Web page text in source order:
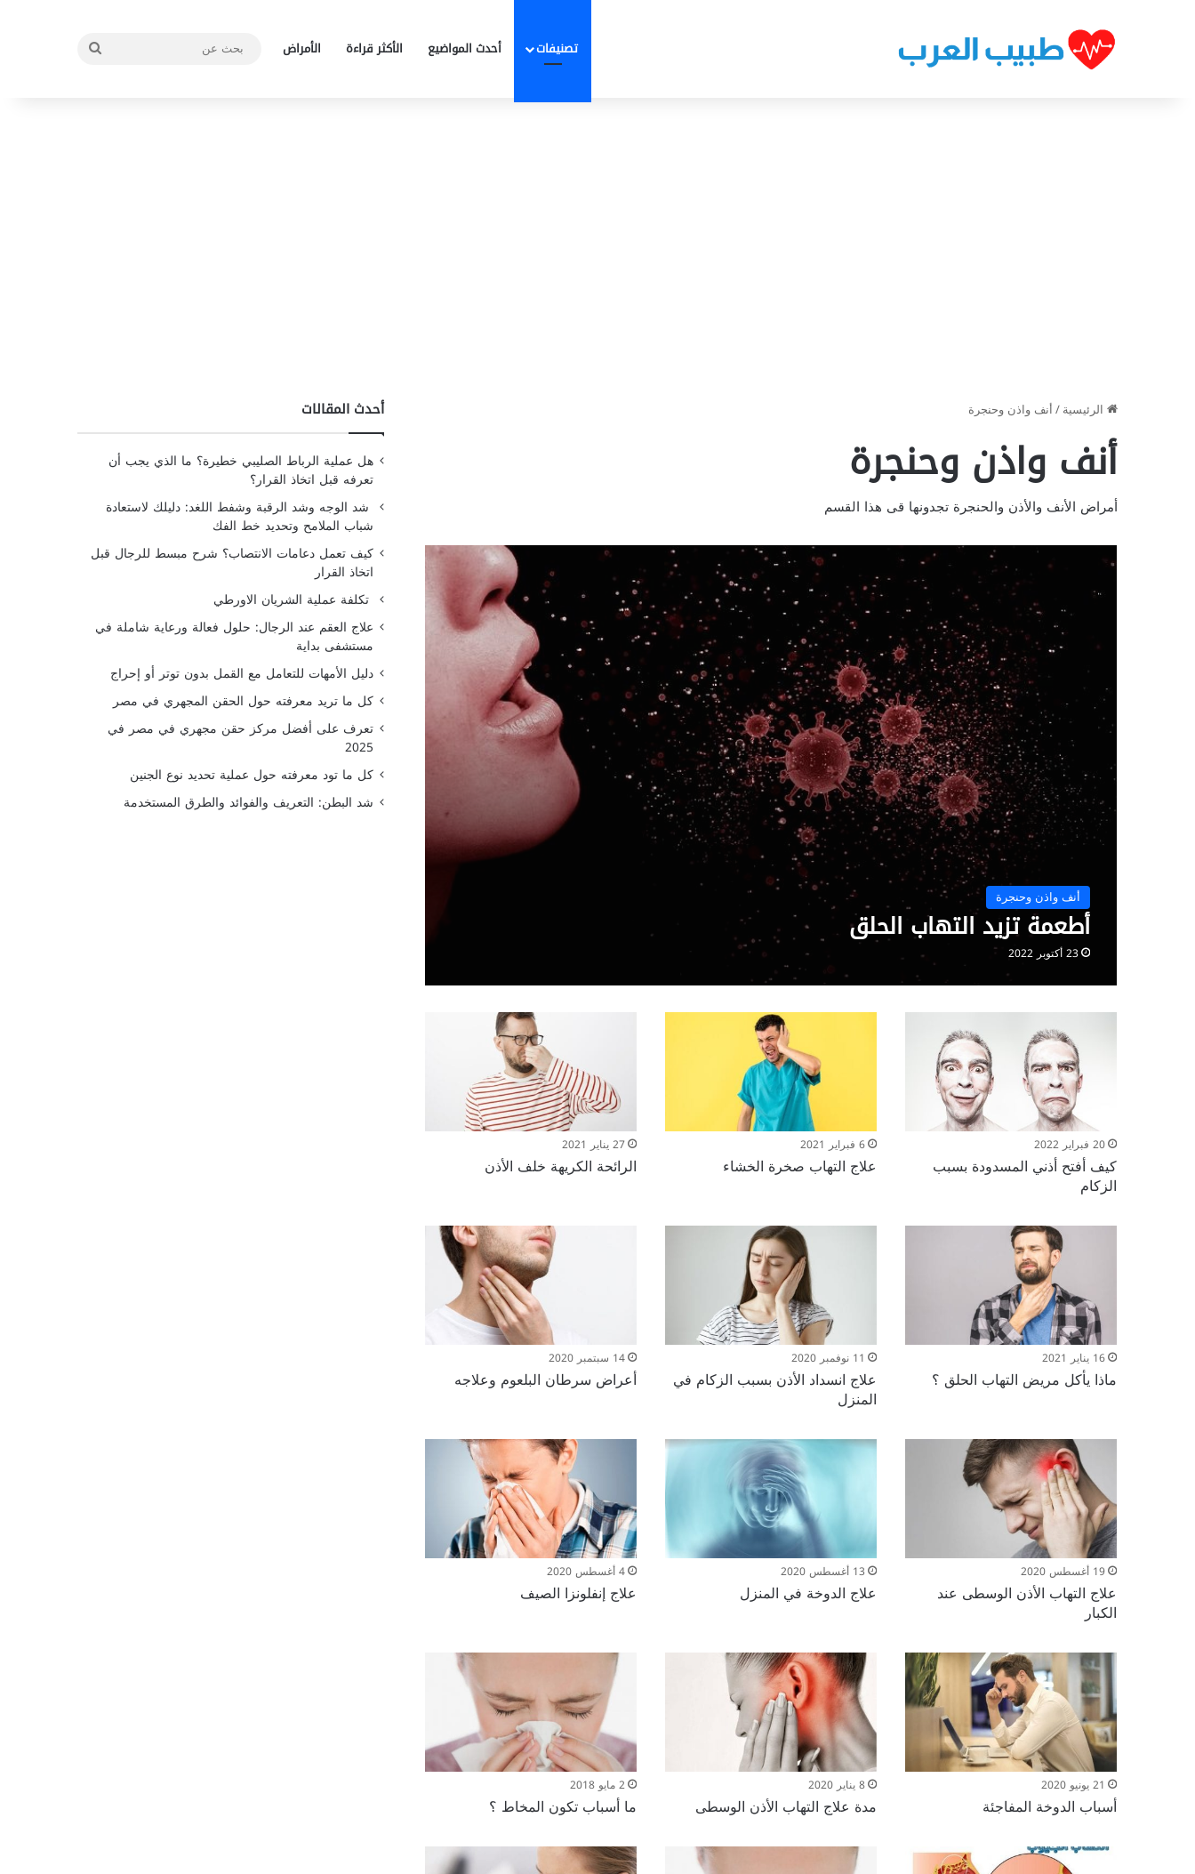
تصنيفات أحدث المواضيع الأكثر قراءة الأمراض
الرئيسية/أنف واذن وحنجرة
أنف واذن وحنجرة
أمراض الأنف والأذن والحنجرة تجدونها قى هذا القسم
أنف واذن وحنجرة
أطعمة تزيد التهاب الحلق
23 أكتوبر 2022
20 فبراير 2022
كيف أفتح أذني المسدودة بسبب
الزكام
6 فبراير 2021
علاج التهاب صخرة الخشاء
27 يناير 2021
الرائحة الكريهة خلف الأذن
16 يناير 2021
ماذا يأكل مريض التهاب الحلق ؟
11 نوفمبر 2020
علاج انسداد الأذن بسبب الزكام في
المنزل
14 سبتمبر 2020
أعراض سرطان البلعوم وعلاجه
19 أغسطس 2020
علاج التهاب الأذن الوسطى عند
الكبار
13 أغسطس 2020
علاج الدوخة في المنزل
4 أغسطس 2020
علاج إنفلونزا الصيف
21 يونيو 2020
أسباب الدوخة المفاجئة
8 يناير 2020
مدة علاج التهاب الأذن الوسطى
2 مايو 2018
ما أسباب تكون المخاط ؟
أحدث المقالات
هل عملية الرباط الصليبي خطيرة؟ ما الذي يجب أن
تعرفه قبل اتخاذ القرار؟
شد الوجه وشد الرقبة وشفط اللغد: دليلك لاستعادة
شباب الملامح وتحديد خط الفك
كيف تعمل دعامات الانتصاب؟ شرح مبسط للرجال قبل
اتخاذ القرار
تكلفة عملية الشريان الاورطي
علاج العقم عند الرجال: حلول فعالة ورعاية شاملة في
مستشفى بداية
دليل الأمهات للتعامل مع القمل بدون توتر أو إحراج
كل ما تريد معرفته حول الحقن المجهري في مصر
تعرف على أفضل مركز حقن مجهري في مصر في
2025
كل ما تود معرفته حول عملية تحديد نوع الجنين
شد البطن: التعريف والفوائد والطرق المستخدمة